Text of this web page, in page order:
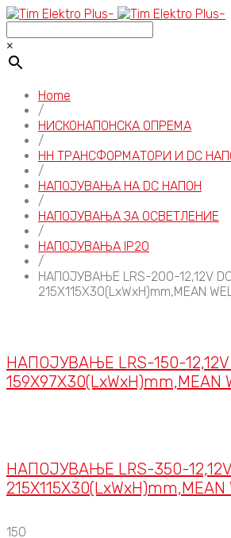
×
Home
/
НИСКОНАПОНСКА ОПРЕМА
/
НН ТРАНСФОРМАТОРИ И DC
/
НАПОЈУВАЊА НА DC НАПОН
/
НАПОЈУВАЊА ЗА ОСВЕТЛЕНИЕ
/
НАПОЈУВАЊА IP20
/
НАПОЈУВАЊЕ LRS-200-12,12V
215X115X30(LxWxH)mm,MEAN
НАПОЈУВАЊЕ LRS-150-12,12V
159X97X30(LxWxH)mm,MEAN
НАПОЈУВАЊЕ LRS-350-12,12V
215X115X30(LxWxH)mm,MEAN
150